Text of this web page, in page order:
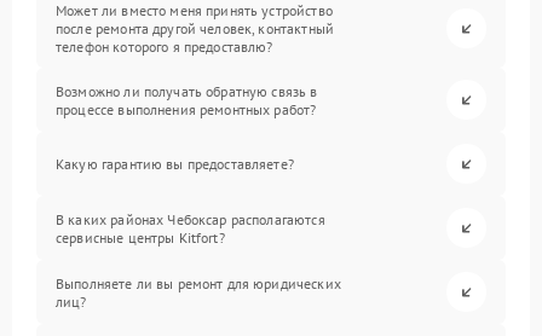
Может ли вместо меня принять устройство
после ремонта другой человек, контактный
телефон которого я предоставлю?
Возможно ли получать обратную связь в
процессе выполнения ремонтных работ?
Какую гарантию вы предоставляете?
В каких районах Чебоксар располагаются
сервисные центры Kitfort?
Выполняете ли вы ремонт для юридических
лиц?